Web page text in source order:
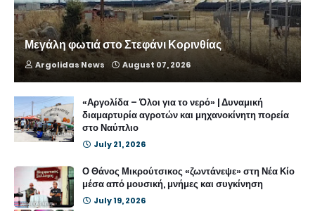
Μεγάλη φωτιά στο Στεφάνι Κορινθίας
Argolidas News August 07, 2026
«Αργολίδα – Όλοι για το νερό» | Δυναμική
διαμαρτυρία αγροτών και μηχανοκίνητη πορεία
στο Ναύπλιο
July 21, 2026
Ο Θάνος Μικρούτσικος «ζωντάνεψε» στη Νέα Κίο
μέσα από μουσική, μνήμες και συγκίνηση
July 19, 2026